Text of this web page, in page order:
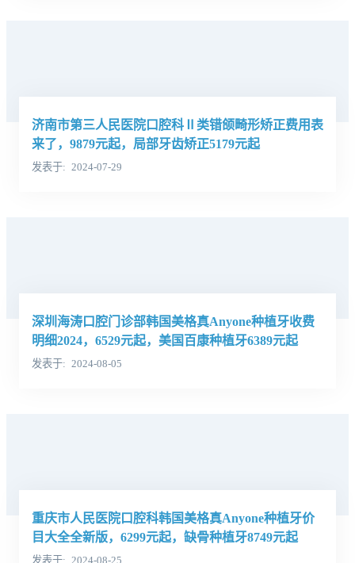
济南市第三人民医院口腔科Ⅱ类错颌畸形矫正费用表
来了，9879元起，局部牙齿矫正5179元起
发表于 2024-07-29
深圳海涛口腔门诊部韩国美格真Anyone种植牙收费
明细2024，6529元起，美国百康种植牙6389元起
发表于 2024-08-05
重庆市人民医院口腔科韩国美格真Anyone种植牙价
目大全全新版，6299元起，缺骨种植牙8749元起
发表于 2024-08-25